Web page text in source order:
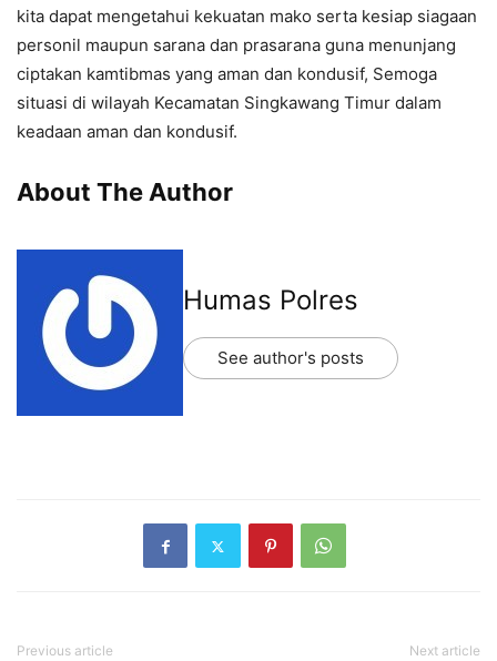
kita dapat mengetahui kekuatan mako serta kesiap siagaan
personil maupun sarana dan prasarana guna menunjang
ciptakan kamtibmas yang aman dan kondusif, Semoga
situasi di wilayah Kecamatan Singkawang Timur dalam
keadaan aman dan kondusif.
About The Author
Humas Polres
See author's posts
Previous article Next article